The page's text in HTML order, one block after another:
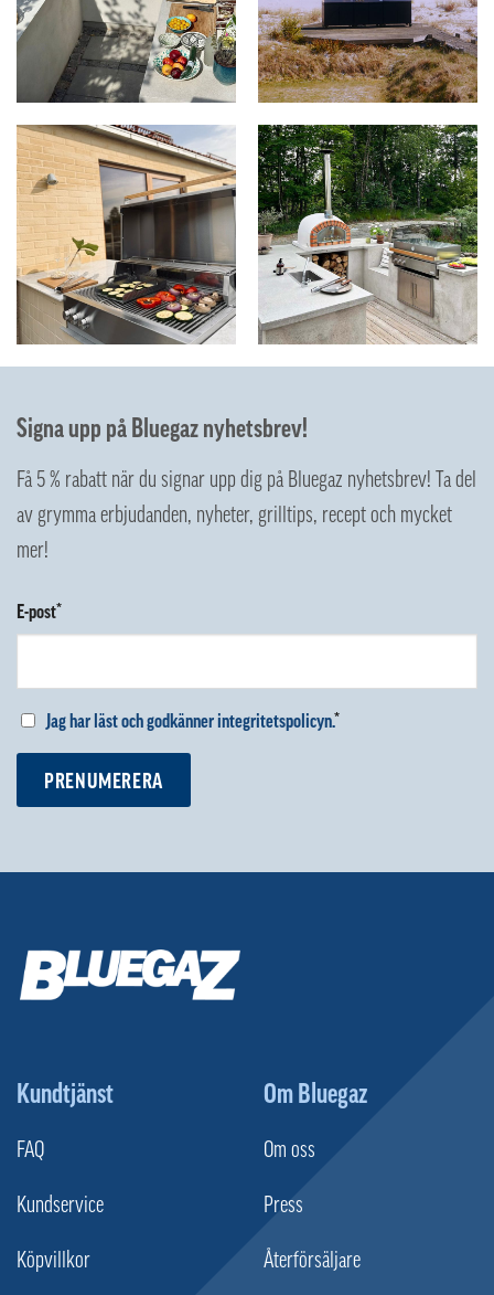
Signa upp på Bluegaz nyhetsbrev!
Få 5 % rabatt när du signar upp dig på Bluegaz nyhetsbrev! Ta del
av grymma erbjudanden, nyheter, grilltips, recept och mycket
mer!
E-post*
Jag har läst och godkänner integritetspolicyn.*
PRENUMERERA
Kundtjänst
FAQ
Kundservice
Köpvillkor
Om Bluegaz
Om oss
Press
Återförsäljare